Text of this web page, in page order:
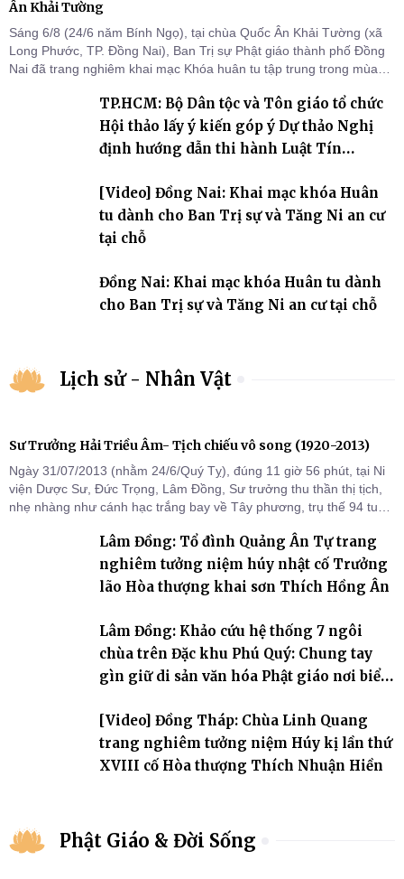
Ân Khải Tường
Sáng 6/8 (24/6 năm Bính Ngọ), tại chùa Quốc Ân Khải Tường (xã
Long Phước, TP. Đồng Nai), Ban Trị sự Phật giáo thành phố Đồng
Nai đã trang nghiêm khai mạc Khóa huân tu tập trung trong mùa
chỗ khu vực VII, VIII và trường hạ chùa Quốc Ân Khải Tường.
TP.HCM: Bộ Dân tộc và Tôn giáo tổ chức
Hội thảo lấy ý kiến góp ý Dự thảo Nghị
định hướng dẫn thi hành Luật Tín
[Video] Đồng Nai: Khai mạc khóa Huân
tu dành cho Ban Trị sự và Tăng Ni an cư
tại chỗ
Đồng Nai: Khai mạc khóa Huân tu dành
cho Ban Trị sự và Tăng Ni an cư tại chỗ
Lịch sử - Nhân Vật
Sư Trưởng Hải Triều Âm- Tịch chiếu vô song (1920-2013)
Ngày 31/07/2013 (nhằm 24/6/Quý Tỵ), đúng 11 giờ 56 phút, tại Ni
viện Dược Sư, Đức Trọng, Lâm Đồng, Sư trưởng thu thần thị tịch,
nhẹ nhàng như cánh hạc trắng bay về Tây phương, trụ thế 94 tuổi
Lâm Đồng: Tổ đình Quảng Ân Tự trang
nghiêm tưởng niệm húy nhật cố Trưởng
lão Hòa thượng khai sơn Thích Hồng Ân
Lâm Đồng: Khảo cứu hệ thống 7 ngôi
chùa trên Đặc khu Phú Quý: Chung tay
gìn giữ di sản văn hóa Phật giáo nơi biển
[Video] Đồng Tháp: Chùa Linh Quang
trang nghiêm tưởng niệm Húy kị lần thứ
XVIII cố Hòa thượng Thích Nhuận Hiền
Phật Giáo & Đời Sống